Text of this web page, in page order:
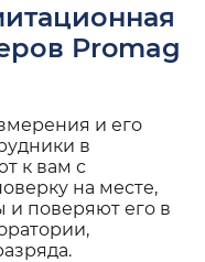
Promag
и его
в
к вам с
на месте,
поверяют его в